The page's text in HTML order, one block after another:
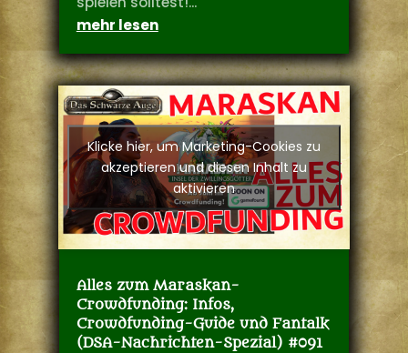
mehr lesen
Klicke hier, um Marketing-Cookies zu
akzeptieren und diesen Inhalt zu
aktivieren
Alles zum Maraskan-
Crowdfunding: Infos,
Crowdfunding-Guide und Fantalk
(DSA-Nachrichten-Spezial) #091